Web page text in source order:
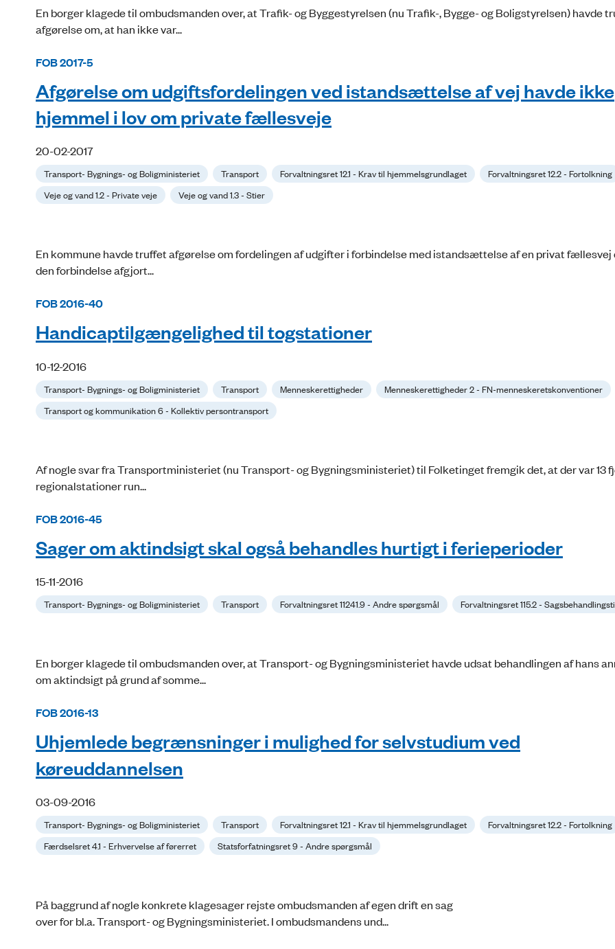
En borger klagede til ombudsmanden over, at Trafik- og Byggestyrelsen (nu Trafik-, Bygge- og Boligstyrelsen) havde
afgørelse om, at han ikke var...
FOB 2017-5
Afgørelse om udgiftsfordelingen ved istandsættelse af vej havde ikke
hjemmel i lov om private fællesveje
20-02-2017
Transport- Bygnings- og Boligministeriet Transport Forvaltningsret 12.1 - Krav til hjemmelsgrundlaget
Forvaltningsret 12.2 - Fortolkning
Veje og vand 1.2 - Private veje
Veje og vand 1.3 - Stier
En kommune havde truffet afgørelse om fordelingen af udgifter i forbindelse med istandsættelse af en privat fællesvej
den forbindelse afgjort...
FOB 2016-40
Handicaptilgængelighed til togstationer
10-12-2016
Transport- Bygnings- og Boligministeriet Transport Menneskerettigheder
Menneskerettigheder 2 - FN-menneskeretskonventioner
Transport og kommunikation 6 - Kollektiv persontransport
Af nogle svar fra Transportministeriet (nu Transport- og Bygningsministeriet) til Folketinget fremgik det, at der var 13
regionalstationer run...
FOB 2016-45
Sager om aktindsigt skal også behandles hurtigt i ferieperioder
15-11-2016
Transport- Bygnings- og Boligministeriet Transport Forvaltningsret 11241.9 - Andre spørgsmål Forvaltningsret 115.2 -
En borger klagede til ombudsmanden over, at Transport- og Bygningsministeriet havde udsat behandlingen af hans
om aktindsigt på grund af somme...
FOB 2016-13
Uhjemlede begrænsninger i mulighed for selvstudium ved
køreuddannelsen
03-09-2016
Transport- Bygnings- og Boligministeriet Transport Forvaltningsret 12.1 - Krav til hjemmelsgrundlaget
Forvaltningsret 12.2 - Fortolkning
Færdselsret 4.1 - Erhvervelse af førerret
Statsforfatningsret 9 - Andre spørgsmål
På baggrund af nogle konkrete klagesager rejste ombudsmanden af egen drift en sag
over for bl.a. Transport- og Bygningsministeriet. I ombudsmandens und...